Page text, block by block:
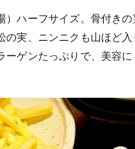
）ハーフサイズ。骨付き
の実、ニンニクも山ほど
ーゲンたっぷりで、美容